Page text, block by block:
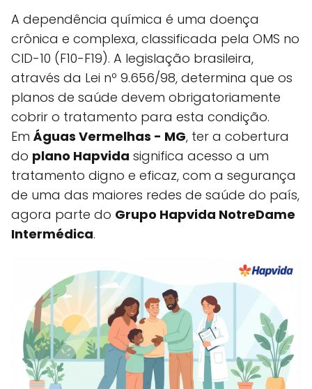
A dependência química é uma doença
crônica e complexa, classificada pela OMS no
CID-10 (F10-F19). A legislação brasileira,
através da Lei nº 9.656/98, determina que os
planos de saúde devem obrigatoriamente
cobrir o tratamento para esta condição.
Em Águas Vermelhas - MG, ter a cobertura
do plano Hapvida significa acesso a um
tratamento digno e eficaz, com a segurança
de uma das maiores redes de saúde do país,
agora parte do Grupo Hapvida NotreDame
Intermédica.